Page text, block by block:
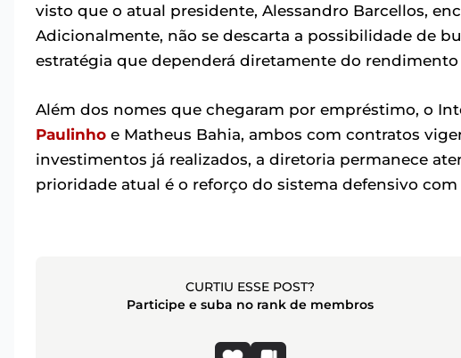
visto que o atual presidente, Alessandro Barcellos,
Adicionalmente, não se descarta a possibilidade de
estratégia que dependerá diretamente do
Além dos nomes que chegaram por empréstimo, o
Paulinho e Matheus Bahia, ambos com contratos
investimentos já realizados, a diretoria permanece
prioridade atual é o reforço do sistema defensivo
CURTIU ESSE POST?
Participe e suba no rank de membros